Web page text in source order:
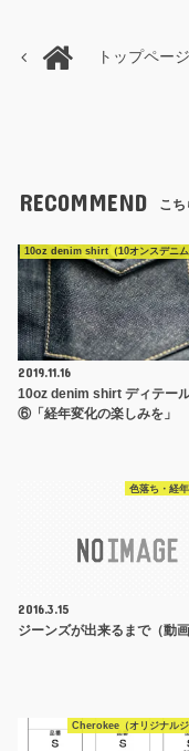
トップペー
RECOMMEND こち
10oz denim shirt（10オンスデニム
2019.11.16
10oz denim shirt ディテー
⑥「経年変化の楽しみを」
色落ち・経
2016.3.15
ジーンズが出来るまで（動画
Cherokee（オリジナルジ